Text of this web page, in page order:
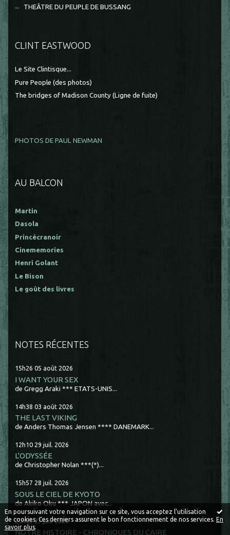
En poursuivant votre navigation sur ce site, vous acceptez l'utilisation
de cookies. Ces derniers assurent le bon fonctionnement de nos services. En
savoir plus.
THEÂTRE DU PEUPLE DE BUSSANG
CLINT EASTWOOD
Le Site Clintisque...
Pure People (des photos)
The bridges of Madison County (Ligne de fuite)
PHOTOS DE PAUL NEWMAN
AU BALCON
Martin
Dasola
Princécranoir
Cinememories
Henri Golant
Le Bison
Le goût des livres
NOTES RÉCENTES
15h26 05 août 2026
I WANT YOUR SEX
de Gregg Araki *** ETATS-UNIS...
14h38 03 août 2026
THE LAST VIKING
de Anders Thomas Jensen **** DANEMARK...
12h10 29 juil. 2026
L'ODYSSÉE
de Christopher Nolan ***(*)...
15h57 28 juil. 2026
SOUS LE CIEL DE KYOTO
de Akiko Oku *** JAPON avec...
20h05 27 juil. 2026
NOTRE HISTOIRE - CHRONIQUES DU CAIRE